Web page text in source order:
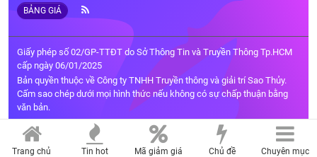
BẢNG GIÁ
Giấy phép số 02/GP-TTĐT do Sở Thông Tin và Truyền Thông Tp.HCM
cấp ngày 06/01/2025
Bản quyền thuộc về Công ty TNHH Truyền thông và giải trí Sao Thủy.
Cấm sao chép dưới mọi hình thức nếu không có sự chấp thuận bằng
văn bản.
Trang chủ Tin hot Mã giảm giá Chủ đề Chuyên mục